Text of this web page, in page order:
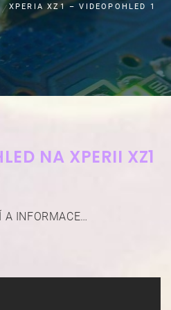
XPERIA XZ1 – VIDEOPOHLED 1
NA XPERII XZ1
A INFORMACE…